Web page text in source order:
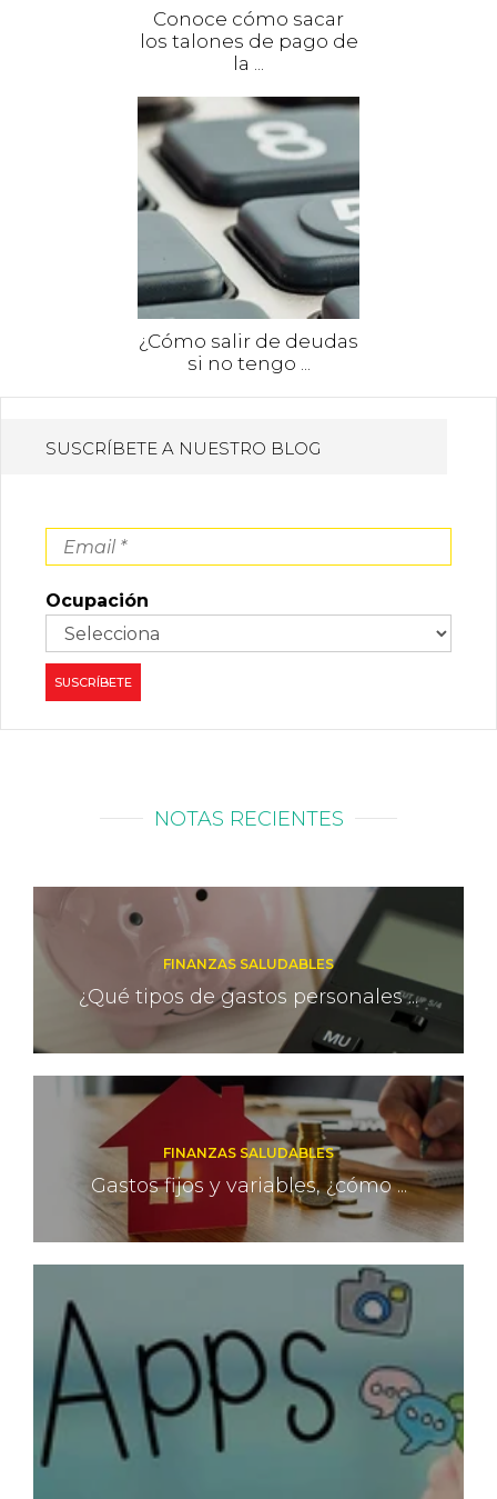
Conoce cómo sacar
los talones de pago de
la ...
¿Cómo salir de deudas
si no tengo ...
SUSCRÍBETE A NUESTRO BLOG
Ocupación
NOTAS RECIENTES
FINANZAS SALUDABLES
¿Qué tipos de gastos personales ...
FINANZAS SALUDABLES
Gastos fijos y variables, ¿cómo ...